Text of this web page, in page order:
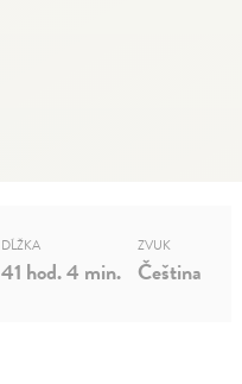
DĹŽKA
41 hod. 4 min.
ZVUK
Čeština